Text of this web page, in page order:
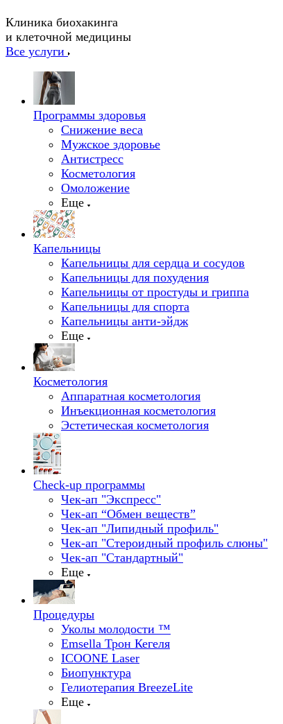
Клиника биохакинга
и клеточной медицины
Все услуги
Программы здоровья
Снижение веса
Мужское здоровье
Антистресс
Косметология
Омоложение
Еще
Капельницы
Капельницы для сердца и сосудов
Капельницы для похудения
Капельницы от простуды и гриппа
Капельницы для спорта
Капельницы анти-эйдж
Еще
Косметология
Аппаратная косметология
Инъекционная косметология
Эстетическая косметология
Check-up программы
Чек-ап "Экспресс"
Чек-ап “Обмен веществ”
Чек-ап "Липидный профиль"
Чек-ап "Стероидный профиль слюны"
Чек-ап "Стандартный"
Еще
Процедуры
Уколы молодости ™
Emsella Трон Кегеля
ICOONE Laser
Биопунктура
Гелиотерапия BreezeLite
Еще